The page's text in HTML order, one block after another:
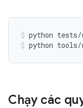
python tests/
python tools/
Chạy các